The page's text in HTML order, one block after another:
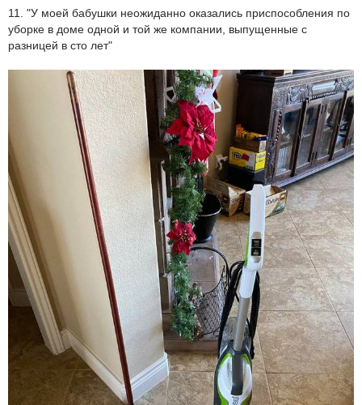
11. "У моей бабушки неожиданно оказались приспособления по
уборке в доме одной и той же компании, выпущенные с
разницей в сто лет"